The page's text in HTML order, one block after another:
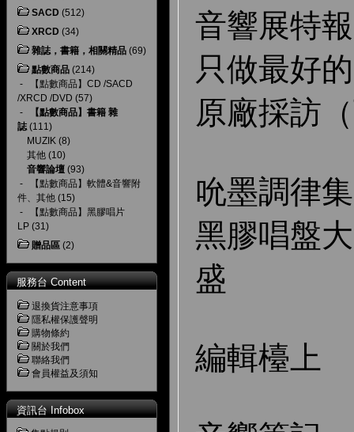
SACD (512)
XRCD (34)
雜誌，書籍，相關精品 (69)
點數商品 (214)
-
【點數商品】CD /SACD
/XRCD /DVD (57)
-
【點數商品】書籍 雜
誌(111)
MUZIK (8)
其他 (10)
音響論壇 (93)
-
【點數商品】軟體&音響附
件、其他 (15)
-
【點數商品】黑膠唱片
LP (31)
贈品區 (2)
服務台 Content
退換貨注意事項
隱私權保護聲明
購物條約
關於我們
聯絡我們
會員權益及須知
資訊台 Infobox
音響展特
只做最好
原廠採訪
吮墨調律集
黑膠唱盤
盛
編輯檯上